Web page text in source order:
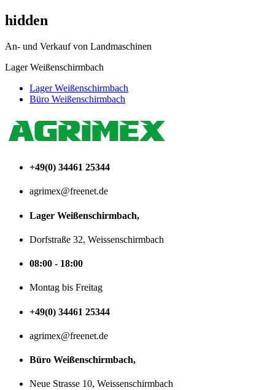
hidden
An- und Verkauf von Landmaschinen
Lager Weißenschirmbach
Lager Weißenschirmbach
Büro Weißenschirmbach
+49(0) 34461 25344
agrimex@freenet.de
Lager Weißenschirmbach,
Dorfstraße 32, Weissenschirmbach
08:00 - 18:00
Montag bis Freitag
+49(0) 34461 25344
agrimex@freenet.de
Büro Weißenschirmbach,
Neue Strasse 10, Weissenschirmbach